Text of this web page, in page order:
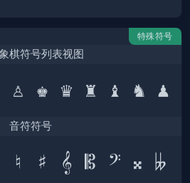
特殊符号
棋符号列表视图
音符符号
♮ ♯ 𝄞 𝄡 𝄢 𝄪 𝄫